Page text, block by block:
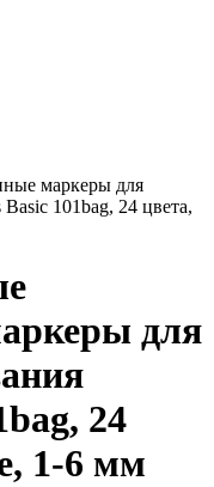
маркеры для
101bag, 24 цвета,
для
24
1-6 мм